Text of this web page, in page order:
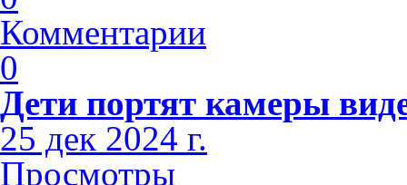
Комментарии
0
Дети портят камеры
25 дек 2024 г.
Просмотры